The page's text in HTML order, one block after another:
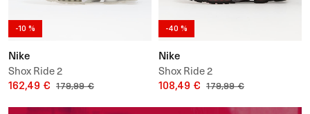
-10 %
Nike
Shox Ride 2
162,49 € 179,99 €
-40 %
Nike
Shox Ride 2
108,49 € 179,99 €